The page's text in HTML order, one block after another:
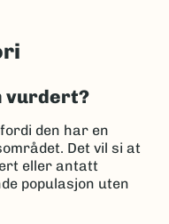
vurdert?
den har en
Det vil si at
eller antatt
populasjon uten